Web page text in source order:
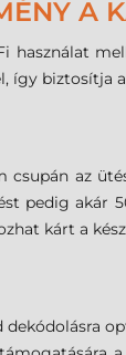
A
biztosítja
az
pedig
kárt a